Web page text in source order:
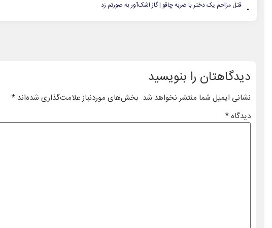
. قتل مزاحم یک دختر با ضربه چاقو | گاز اشک‌آور به صورتم زد
دیدگاهتان را بنویسید
نشانی ایمیل شما منتشر نخواهد شد. بخش‌های موردنیاز علامت‌گذاری شده‌اند*
دیدگاه*